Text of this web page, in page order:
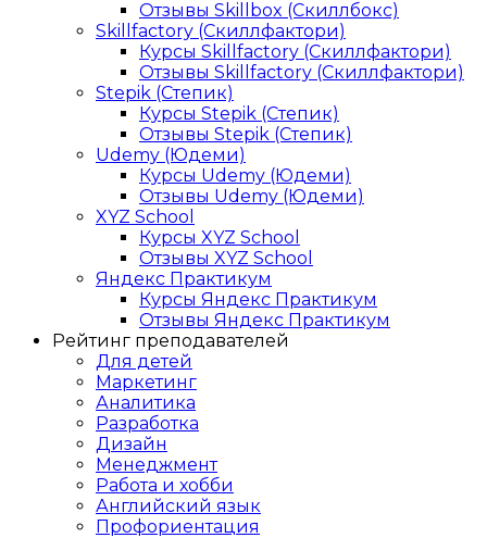
Отзывы Skillbox (Скиллбокс)
Skillfactory (Скиллфактори)
Курсы Skillfactory (Скиллфактори)
Отзывы Skillfactory (Скиллфактори)
Stepik (Степик)
Курсы Stepik (Степик)
Отзывы Stepik (Степик)
Udemy (Юдеми)
Курсы Udemy (Юдеми)
Отзывы Udemy (Юдеми)
XYZ School
Курсы XYZ School
Отзывы XYZ School
Яндекс Практикум
Курсы Яндекс Практикум
Отзывы Яндекс Практикум
Рейтинг преподавателей
Для детей
Маркетинг
Аналитика
Разработка
Дизайн
Менеджмент
Работа и хобби
Английский язык
Профориентация